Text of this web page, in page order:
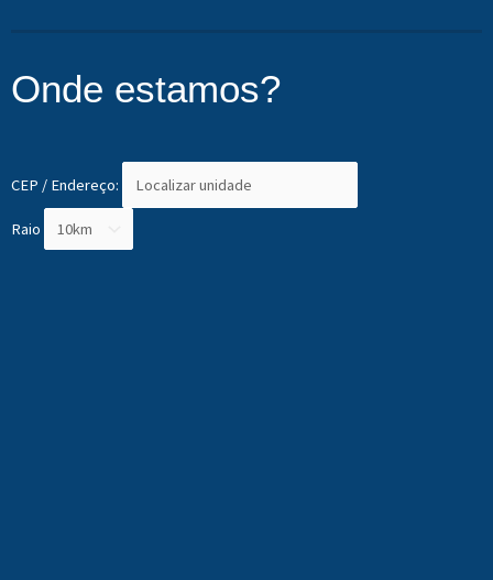
Onde estamos?
CEP / Endereço:
Raio